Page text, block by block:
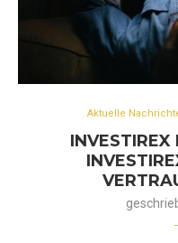
Aktuelle
INVESTIREX